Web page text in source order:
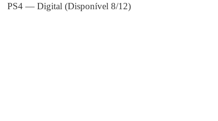
PS4 — Digital (Disponível 8/12)